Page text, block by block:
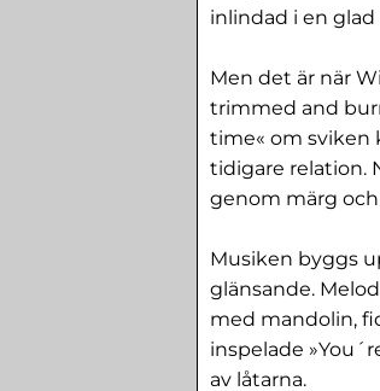
inlindad i en
Men det är när
trimmed and
time« om sviken
tidigare relation.
genom märg
Musiken byggs
glänsande.
med mandolin,
inspelade
av låtarna.